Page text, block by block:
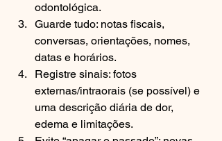
odontológica.
Guarde tudo: notas fiscais,
conversas, orientações, nomes,
datas e horários.
Registre sinais: fotos
externas/intraorais (se possível) e
uma descrição diária de dor,
edema e limitações.